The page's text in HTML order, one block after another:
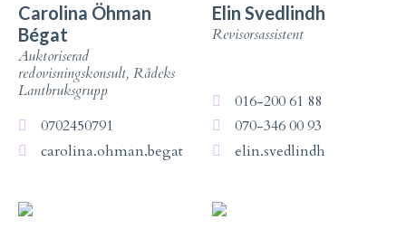
Carolina Öhman
Bégat
Auktoriserad
redovisningskonsult, Rådeks
Lantbruksgrupp
0702450791
carolina.ohman.begat
Elin Svedlindh
Revisorsassistent
016-200 61 88
070-346 00 93
elin.svedlindh